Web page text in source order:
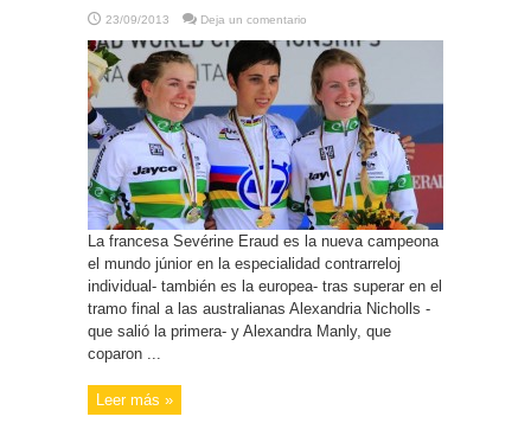
23/09/2013 Deja un comentario
La francesa Sevérine Eraud es la nueva campeona
el mundo júnior en la especialidad contrarreloj
individual- también es la europea- tras superar en el
tramo final a las australianas Alexandria Nicholls -
que salió la primera- y Alexandra Manly, que
coparon ...
Leer más »